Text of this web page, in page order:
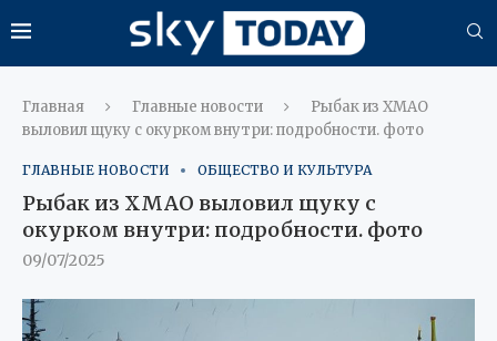
Главная Главные новости
Рыбак из ХМАО
выловил щуку с окурком внутри: подробности. фото
ГЛАВНЫЕ НОВОСТИ ОБЩЕСТВО И КУЛЬТУРА
Рыбак из ХМАО выловил щуку с
окурком внутри: подробности. фото
09/07/2025